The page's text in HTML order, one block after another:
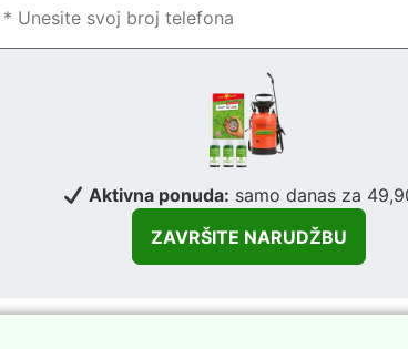
Aktivna ponuda: samo danas za